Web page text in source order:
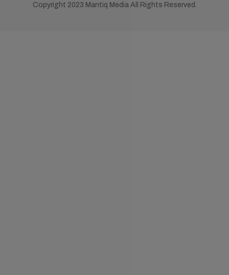
Copyright 2023 Mantiq Media All Rights Reserved.